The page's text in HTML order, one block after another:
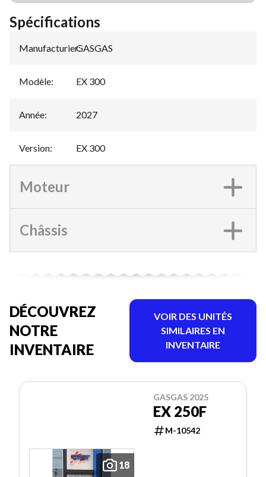
Spécifications
Manufacturier:
GASGAS
Modèle: EX 300
Année: 2027
Version: EX 300
Moteur
Châssis
DÉCOUVREZ
NOTRE
INVENTAIRE
VOIR DES UNITÉS
SIMILAIRES EN
INVENTAIRE
18
GASGAS 2025
EX 250F
M-10542